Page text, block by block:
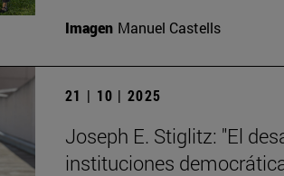
Imagen Manuel Castells
21 | 10 | 2025
Joseph E. Stiglitz: "El
instituciones